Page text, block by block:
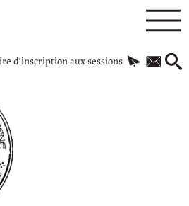
d’inscription aux sessions